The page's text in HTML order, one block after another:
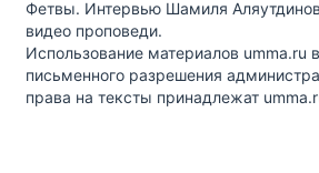
Фетвы. Интервью Шамиля
видео проповеди.
Использование материалов umma.ru
письменного разрешения
права на тексты принадлежат